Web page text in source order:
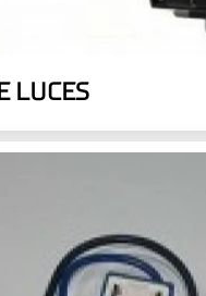
LUCES